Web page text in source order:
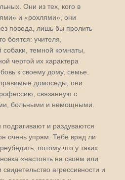
Они из тех, кого в
и «рохлями», они
повода, лишь бы пролить
боятся: учителя,
собаки, темной комнаты,
чертой их характера
к своему дому, семье,
домоседы, они
связанную с
больными и немощными.
подрагивают и раздуваются
очень упрям. Тебе вряд ли
потому что у таких
«настоять на своем или
агрессивности и